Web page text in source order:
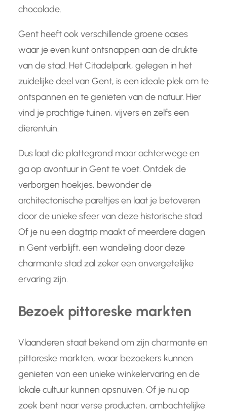
chocolade.
Gent heeft ook verschillende groene oases
waar je even kunt ontsnappen aan de drukte
van de stad. Het Citadelpark, gelegen in het
zuidelijke deel van Gent, is een ideale plek om te
ontspannen en te genieten van de natuur. Hier
vind je prachtige tuinen, vijvers en zelfs een
dierentuin.
Dus laat die plattegrond maar achterwege en
ga op avontuur in Gent te voet. Ontdek de
verborgen hoekjes, bewonder de
architectonische pareltjes en laat je betoveren
door de unieke sfeer van deze historische stad.
Of je nu een dagtrip maakt of meerdere dagen
in Gent verblijft, een wandeling door deze
charmante stad zal zeker een onvergetelijke
ervaring zijn.
Bezoek pittoreske markten
Vlaanderen staat bekend om zijn charmante en
pittoreske markten, waar bezoekers kunnen
genieten van een unieke winkelervaring en de
lokale cultuur kunnen opsnuiven. Of je nu op
zoek bent naar verse producten, ambachtelijke